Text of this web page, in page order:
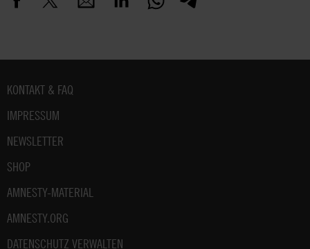
Fußbereich
KONTAKT & FAQ
IMPRESSUM
NEWSLETTER
SHOP
AMNESTY-MATERIAL
AMNESTY.ORG
DATENSCHUTZ VERWALTEN